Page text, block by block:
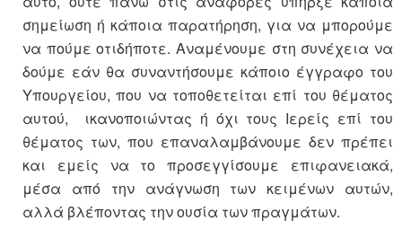
σημείωση ή κάποια παρατήρηση, για να μπορούμε
να πούμε οτιδήποτε. Αναμένουμε στη συνέχεια να
δούμε εάν θα συναντήσουμε κάποιο έγγραφο του
Υπουργείου, που να τοποθετείται επί του θέματος
αυτού, ικανοποιώντας ή όχι τους Ιερείς επί του
θέματος των, που επαναλαμβάνουμε δεν πρέπει
και εμείς να το προσεγγίσουμε επιφανειακά,
μέσα από την ανάγνωση των κειμένων αυτών,
αλλά βλέποντας την ουσία των πραγμάτων.